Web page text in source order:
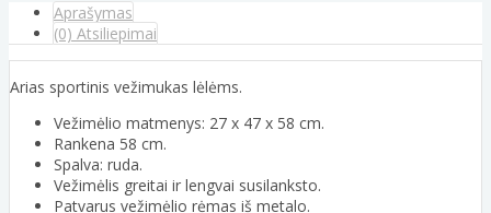
Aprašymas
(0) Atsiliepimai
Arias sportinis vežimukas lėlėms.
Vežimėlio matmenys: 27 x 47 x 58 cm.
Rankena 58 cm.
Spalva: ruda.
Vežimėlis greitai ir lengvai susilanksto.
Patvarus vežimėlio rėmas iš metalo.